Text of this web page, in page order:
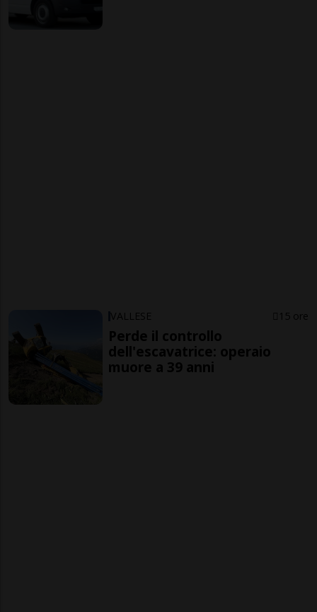
VALLESE 15 ore
Perde il controllo
dell'escavatrice: operaio
muore a 39 anni